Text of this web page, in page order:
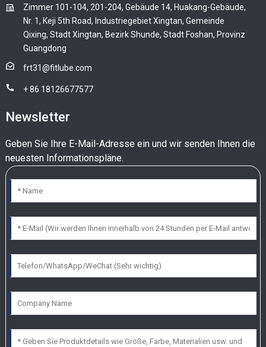
Zimmer 101-104, 201-204, Gebäude 14, Huakang-Gebäude,
Nr. 1, Keji 5th Road, Industriegebiet Xingtan, Gemeinde
Qixing, Stadt Xingtan, Bezirk Shunde, Stadt Foshan, Provinz
Guangdong
frt31@fitlube.com
+ 86 18126677577
Newsletter
Geben Sie Ihre E-Mail-Adresse ein und wir senden Ihnen die
neuesten Informationspläne.